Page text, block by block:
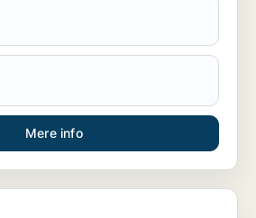
Mere info
eller værksted til leje i Nordsjælland